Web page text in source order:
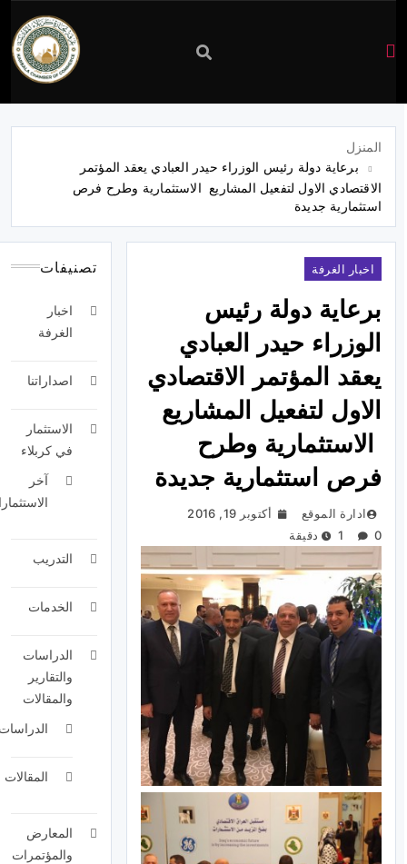
غرفة
كربلاء
المنزل
برعاية دولة رئيس الوزراء حيدر العبادي يعقد المؤتمر
الاقتصادي الاول لتفعيل المشاريع الاستثمارية وطرح فرص
استثمارية جديدة
اخبار الغرفة
برعاية دولة رئيس
الوزراء حيدر العبادي
يعقد المؤتمر الاقتصادي
الاول لتفعيل المشاريع
الاستثمارية وطرح
فرص استثمارية جديدة
ادارة الموقع
أكتوبر 19, 2016
0
1 دقيقة
تصنيفات
اخبار
الغرفة
اصداراتنا
الاستثمار
في كربلاء
آخر
التدريب
الخدمات
الدراسات
والتقارير
والمقالات
الدراسات
المقالات
المعارض
والمؤتمرات